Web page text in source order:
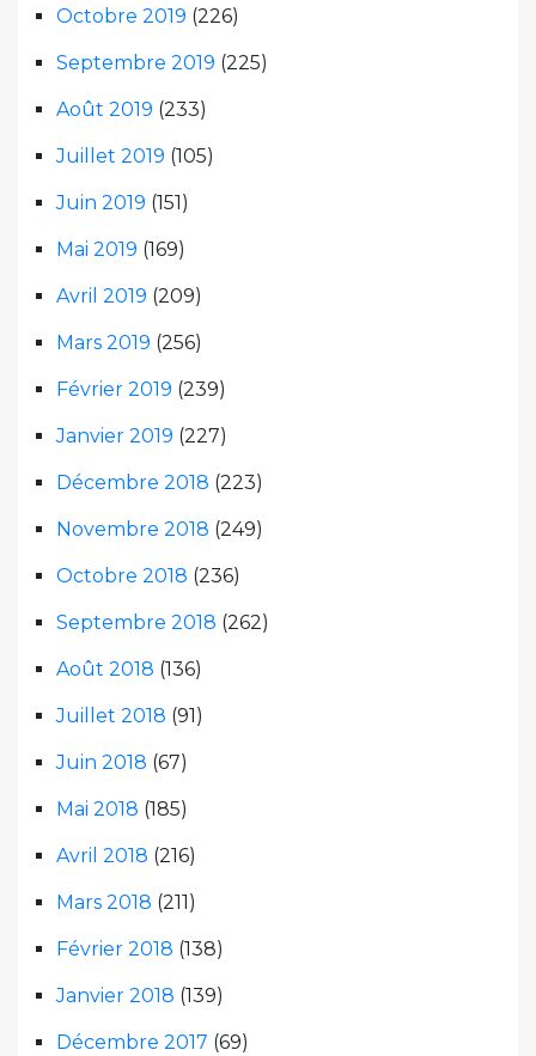
Octobre 2019 (226)
Septembre 2019 (225)
Août 2019 (233)
Juillet 2019 (105)
Juin 2019 (151)
Mai 2019 (169)
Avril 2019 (209)
Mars 2019 (256)
Février 2019 (239)
Janvier 2019 (227)
Décembre 2018 (223)
Novembre 2018 (249)
Octobre 2018 (236)
Septembre 2018 (262)
Août 2018 (136)
Juillet 2018 (91)
Juin 2018 (67)
Mai 2018 (185)
Avril 2018 (216)
Mars 2018 (211)
Février 2018 (138)
Janvier 2018 (139)
Décembre 2017 (69)